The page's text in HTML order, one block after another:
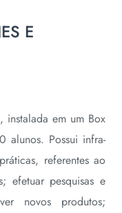
E
instalada em um Box
alunos. Possui infra-
referentes ao
efetuar pesquisas e
novos produtos;